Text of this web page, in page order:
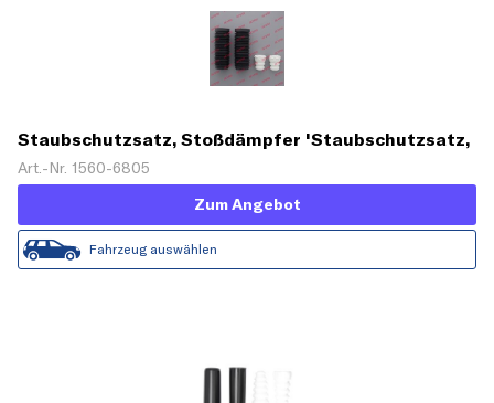
Staubschutzsatz, Stoßdämpfer 'Staubschutzsatz,
Stoßdämpfer'
Art.-Nr. 1560-6805
Zum Angebot
Fahrzeug auswählen